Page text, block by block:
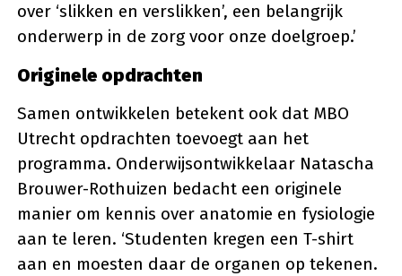
over ‘slikken en verslikken’, een belangrijk
onderwerp in de zorg voor onze doelgroep.’
Originele opdrachten
Samen ontwikkelen betekent ook dat MBO
Utrecht opdrachten toevoegt aan het
programma. Onderwijsontwikkelaar Natascha
Brouwer-Rothuizen bedacht een originele
manier om kennis over anatomie en fysiologie
aan te leren. ‘Studenten kregen een T-shirt
aan en moesten daar de organen op tekenen.